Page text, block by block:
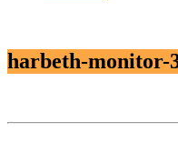
harbeth-monitor-